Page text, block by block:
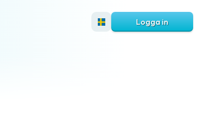
Logga in